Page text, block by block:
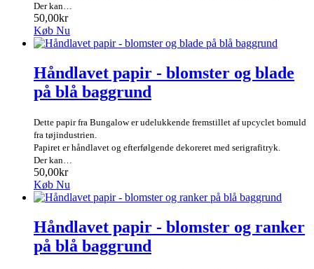
Der kan…
50,00kr
Køb Nu
Håndlavet papir - blomster og blade
på blå baggrund
Dette papir fra Bungalow er udelukkende fremstillet af upcyclet bomuld
fra tøjindustrien.
Papiret er håndlavet og efterfølgende dekoreret med serigrafitryk.
Der kan…
50,00kr
Køb Nu
Håndlavet papir - blomster og ranker
på blå baggrund